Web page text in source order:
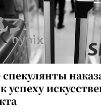
успеху